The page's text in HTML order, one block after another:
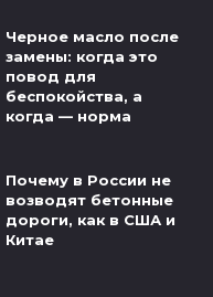
Черное масло после
замены: когда это
повод для
беспокойства, а
когда — норма
Почему в России не
возводят бетонные
дороги, как в США и
Китае